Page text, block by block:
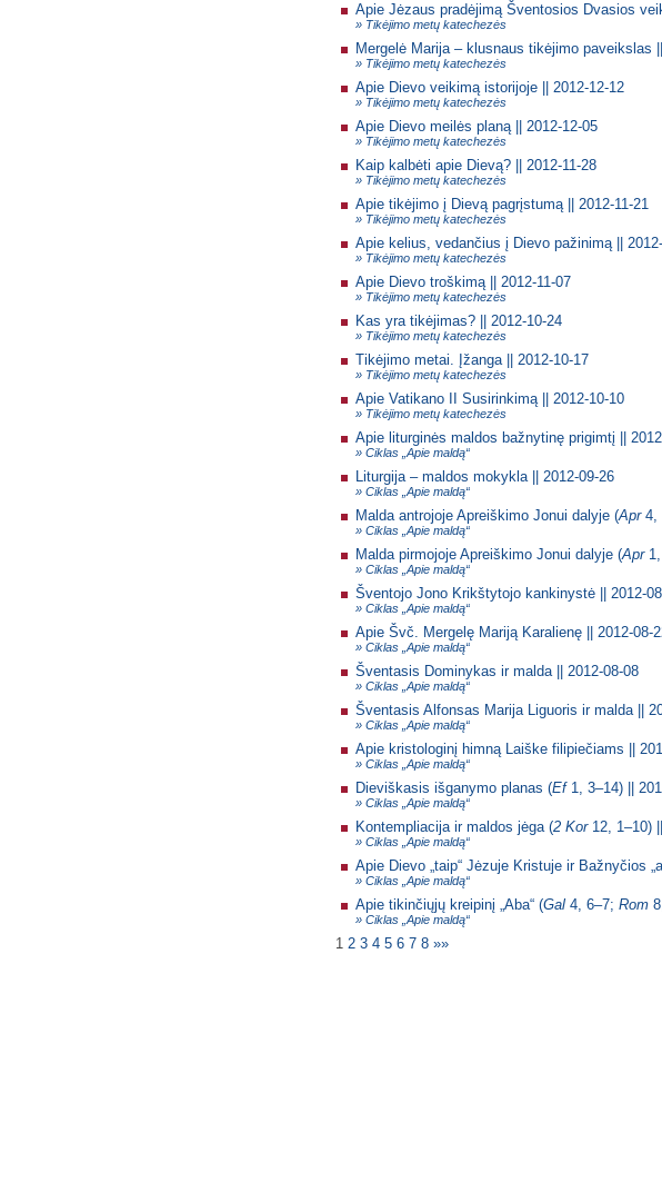
Apie Jėzaus pradėjimą Šventosios Dvasios
» Tikėjimo metų katechezės
Mergelė Marija – klusnaus tikėjimo paveikslas
» Tikėjimo metų katechezės
Apie Dievo veikimą istorijoje || 2012-12-12
» Tikėjimo metų katechezės
Apie Dievo meilės planą || 2012-12-05
» Tikėjimo metų katechezės
Kaip kalbėti apie Dievą? || 2012-11-28
» Tikėjimo metų katechezės
Apie tikėjimo į Dievą pagrįstumą || 2012-11-21
» Tikėjimo metų katechezės
Apie kelius, vedančius į Dievo pažinimą ||
» Tikėjimo metų katechezės
Apie Dievo troškimą || 2012-11-07
» Tikėjimo metų katechezės
Kas yra tikėjimas? || 2012-10-24
» Tikėjimo metų katechezės
Tikėjimo metai. Įžanga || 2012-10-17
» Tikėjimo metų katechezės
Apie Vatikano II Susirinkimą || 2012-10-10
» Tikėjimo metų katechezės
Apie liturginės maldos bažnytinę prigimtį ||
» Ciklas „Apie maldą“
Liturgija – maldos mokykla || 2012-09-26
» Ciklas „Apie maldą“
Malda antrojoje Apreiškimo Jonui dalyje (Apr4,
» Ciklas „Apie maldą“
Malda pirmojoje Apreiškimo Jonui dalyje (Apr1,
» Ciklas „Apie maldą“
Šventojo Jono Krikštytojo kankinystė || 2012-
» Ciklas „Apie maldą“
Apie Švč. Mergelę Mariją Karalienę || 2012-08-
» Ciklas „Apie maldą“
Šventasis Dominykas ir malda || 2012-08-08
» Ciklas „Apie maldą“
Šventasis Alfonsas Marija Liguoris ir malda ||
» Ciklas „Apie maldą“
Apie kristologinį himną Laiške filipiečiams ||
» Ciklas „Apie maldą“
Dieviškasis išganymo planas (Ef1, 3–14) ||
» Ciklas „Apie maldą“
Kontempliacija ir maldos jėga (2 Kor12, 1–10)
» Ciklas „Apie maldą“
Apie Dievo „taip“ Jėzuje Kristuje ir Bažnyčios
» Ciklas „Apie maldą“
Apie tikinčiųjų kreipinį „Aba“ (Gal 4, 6–7; Rom
» Ciklas „Apie maldą“
1 2 3 4 5 6 7 8 »»